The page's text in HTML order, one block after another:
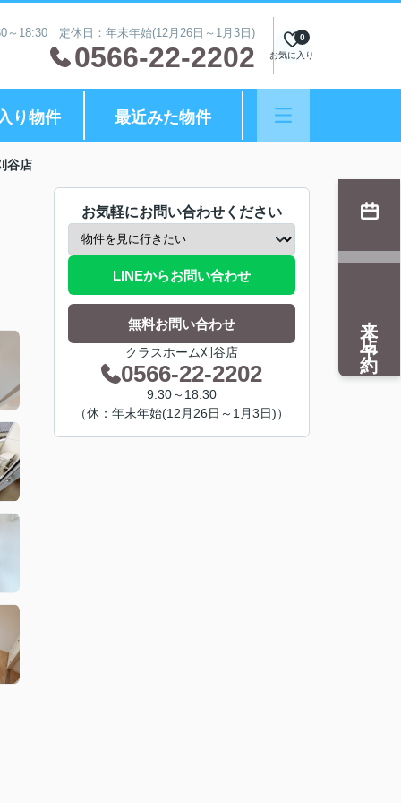
～18:30 定休日：年末年始(12月26日～1月3日)
0566-22-2202 お気に入り
0
り物件 最近みた物件
谷店
お気軽にお問い合わせください
LINEからお問い合わせ
無料お問い合わせ
クラスホーム刈谷店
0566-22-2202
9:30～18:30
（休：年末年始(12月26日～1月3日)）
来店予約